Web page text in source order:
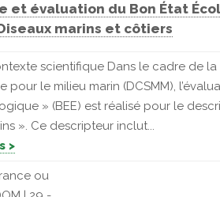
et évaluation du Bon État
Oiseaux marins et côtiers
scientifique Dans le cadre de
pour le milieu marin (DCSMM),
» (BEE) est réalisé pour le
». Ce descripteur inclut...
>
ou